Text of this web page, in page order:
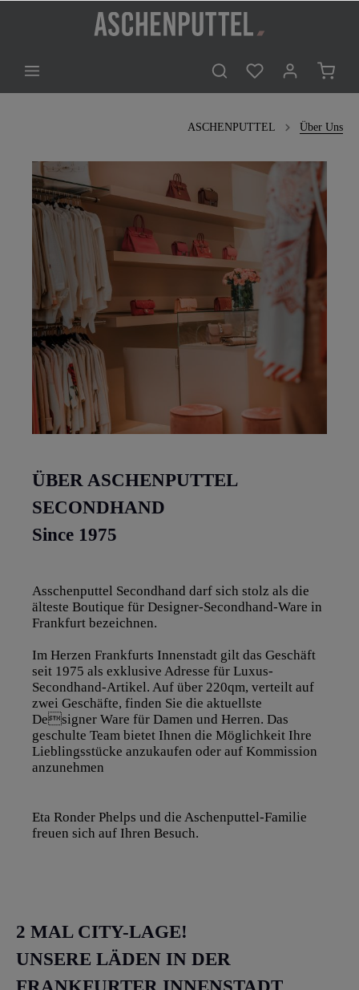
ASCHENPUTTEL Über Uns
ÜBER ASCHENPUTTEL
SECONDHAND
Since 1975
Asschenputtel Secondhand darf sich stolz als die
älteste Boutique für Designer-Secondhand-Ware in
Frankfurt bezeichnen.
Im Herzen Frankfurts Innenstadt gilt das Geschäft
seit 1975 als exklusive Adresse für Luxus-
Secondhand-Artikel. Auf über 220qm, verteilt auf
zwei Geschäfte, finden Sie die aktuellste
Designer Ware für Damen und Herren. Das
geschulte Team bietet Ihnen die Möglichkeit Ihre
Lieblingsstücke anzukaufen oder auf Kommission
anzunehmen
Eta Ronder Phelps und die Aschenputtel-Familie
freuen sich auf Ihren Besuch.
2 MAL CITY-LAGE!
UNSERE LÄDEN IN DER